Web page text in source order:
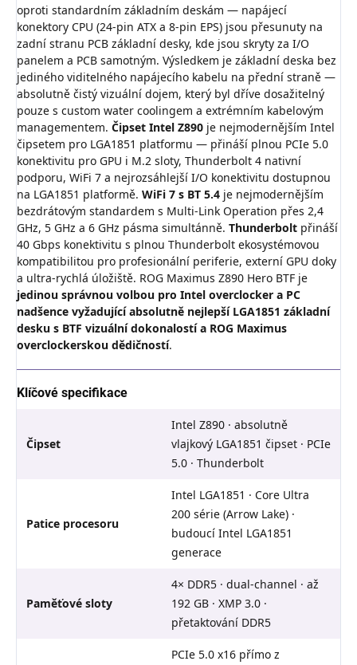
oproti standardním základním deskám — napájecí
konektory CPU (24-pin ATX a 8-pin EPS) jsou přesunuty na
zadní stranu PCB základní desky, kde jsou skryty za I/O
panelem a PCB samotným. Výsledkem je základní deska bez
jediného viditelného napájecího kabelu na přední straně —
absolutně čistý vizuální dojem, který byl dříve dosažitelný
pouze s custom water coolingem a extrémním kabelovým
managementem. Čipset Intel Z890 je nejmodernějším Intel
čipsetem pro LGA1851 platformu — přináší plnou PCIe 5.0
konektivitu pro GPU i M.2 sloty, Thunderbolt 4 nativní
podporu, WiFi 7 a nejrozsáhlejší I/O konektivitu dostupnou
na LGA1851 platformě. WiFi 7 s BT 5.4 je nejmodernějším
bezdrátovým standardem s Multi-Link Operation přes 2,4
GHz, 5 GHz a 6 GHz pásma simultánně. Thunderbolt přináší
40 Gbps konektivitu s plnou Thunderbolt ekosystémovou
kompatibilitou pro profesionální periferie, externí GPU doky
a ultra-rychlá úložiště. ROG Maximus Z890 Hero BTF je
jedinou správnou volbou pro Intel overclocker a PC
nadšence vyžadující absolutně nejlepší LGA1851 základní
desku s BTF vizuální dokonalostí a ROG Maximus
overclockerskou dědičností.
Klíčové specifikace
Čipset
Intel Z890 · absolutně
vlajkový LGA1851 čipset · PCIe
5.0 · Thunderbolt
Patice procesoru
Intel LGA1851 · Core Ultra
200 série (Arrow Lake) ·
budoucí Intel LGA1851
generace
Paměťové sloty
4× DDR5 · dual-channel · až
192 GB · XMP 3.0 ·
přetaktování DDR5
PCIe 5.0 x16 přímo z